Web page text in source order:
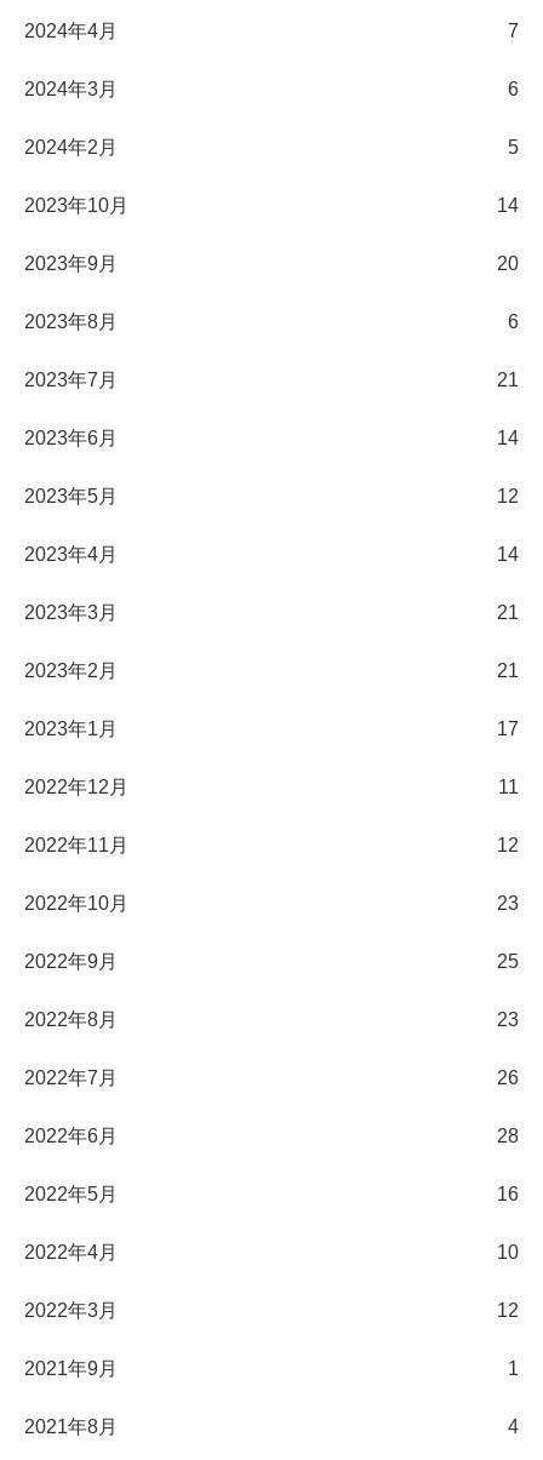
2024年4月 7
2024年3月 6
2024年2月 5
2023年10月 14
2023年9月 20
2023年8月 6
2023年7月 21
2023年6月 14
2023年5月 12
2023年4月 14
2023年3月 21
2023年2月 21
2023年1月 17
2022年12月 11
2022年11月 12
2022年10月 23
2022年9月 25
2022年8月 23
2022年7月 26
2022年6月 28
2022年5月 16
2022年4月 10
2022年3月 12
2021年9月 1
2021年8月 4